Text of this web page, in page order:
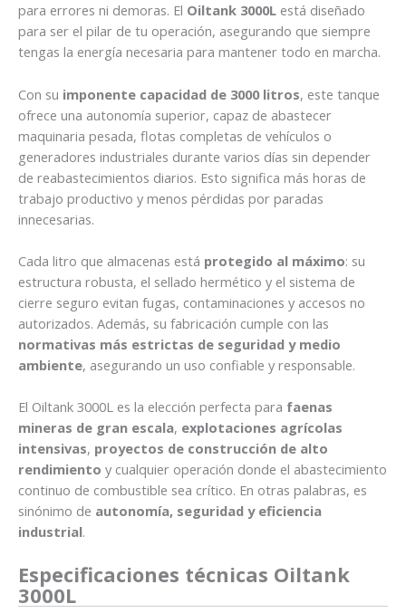
para errores ni demoras. El Oiltank 3000L está diseñado
para ser el pilar de tu operación, asegurando que siempre
tengas la energía necesaria para mantener todo en marcha.
Con su imponente capacidad de 3000 litros, este tanque
ofrece una autonomía superior, capaz de abastecer
maquinaria pesada, flotas completas de vehículos o
generadores industriales durante varios días sin depender
de reabastecimientos diarios. Esto significa más horas de
trabajo productivo y menos pérdidas por paradas
innecesarias.
Cada litro que almacenas está protegido al máximo: su
estructura robusta, el sellado hermético y el sistema de
cierre seguro evitan fugas, contaminaciones y accesos no
autorizados. Además, su fabricación cumple con las
normativas más estrictas de seguridad y medio
ambiente, asegurando un uso confiable y responsable.
El Oiltank 3000L es la elección perfecta para faenas
mineras de gran escala, explotaciones agrícolas
intensivas, proyectos de construcción de alto
rendimiento y cualquier operación donde el abastecimiento
continuo de combustible sea crítico. En otras palabras, es
sinónimo de autonomía, seguridad y eficiencia
industrial.
Especificaciones técnicas Oiltank
3000L